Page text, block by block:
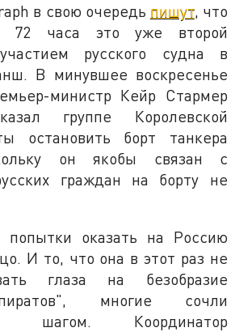
в свою очередь пишут, что
72 часа это уже второй
русского судна в
В минувшее воскресенье
министр Кейр Стармер
группе Королевской
остановить борт танкера
он якобы связан с
граждан на борту не
оказать на Россию
И то, что она в этот раз не
глаза на безобразие
многие сочли
шагом. Координатор